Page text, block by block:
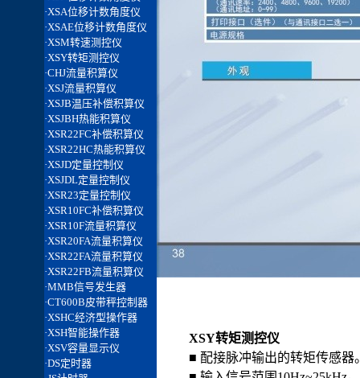
XSY转矩测控仪
■ 配接脉冲输出的转矩传感器